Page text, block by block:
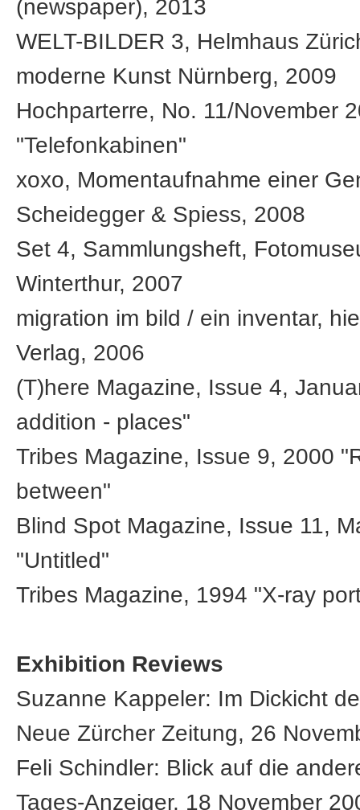
(newspaper), 2013
WELT-BILDER 3, Helmhaus
moderne Kunst Nürnberg, 2009
Hochparterre, No. 11/November
"Telefonkabinen"
xoxo, Momentaufnahme einer
Scheidegger & Spiess, 2008
Set 4, Sammlungsheft,
Winterthur, 2007
migration im bild / ein inventar,
Verlag, 2006
(T)here Magazine, Issue 4,
addition - places"
Tribes Magazine, Issue 9, 2000
between"
Blind Spot Magazine, Issue 11,
"Untitled"
Tribes Magazine, 1994 "X-ray
Exhibition Reviews
Suzanne Kappeler: Im Dickicht
Neue Zürcher Zeitung, 26
Feli Schindler: Blick auf die
Tages-Anzeiger, 18 November